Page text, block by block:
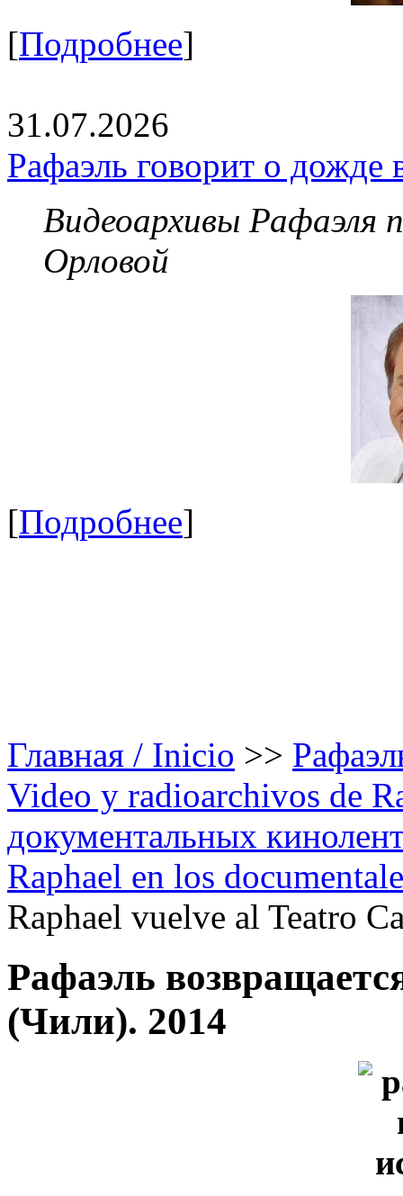
[Подробнее]
31.07.2026
Рафаэль говорит о дожде
Видеоархивы Рафаэля
Орловой
[Подробнее]
Главная / Inicio >>
Video y radioarchivos de
документальных
Raphael en los
Raphael vuelve al Teatro
Рафаэль
(Чили). 2014